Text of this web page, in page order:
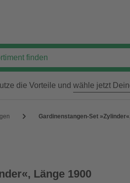
die Vorteile und wähle jetzt
Gardinenstangen-Set
Länge 1900